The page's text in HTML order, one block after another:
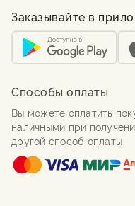
Заказывайте в
Способы оплаты
Вы можете оплатить
наличными при
другой способ оплаты